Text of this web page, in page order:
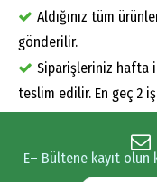
Aldığınız tüm
gönderilir.
Siparişleriniz hafta
teslim edilir. En geç 2
E– Bültene kayıt